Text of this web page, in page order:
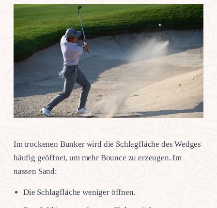
Im trockenen Bunker wird die Schlagfläche des Wedges
häufig geöffnet, um mehr Bounce zu erzeugen. Im
nassen Sand:
Die Schlagfläche weniger öffnen.